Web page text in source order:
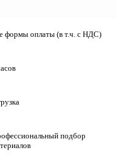
формы оплаты (в т.ч. с НДС)
подбор